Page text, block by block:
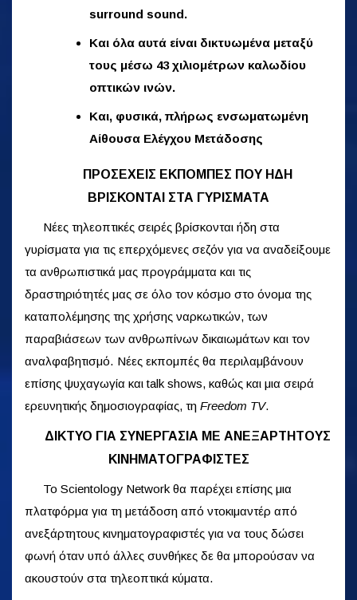
surround sound.
Και όλα αυτά είναι δικτυωμένα μεταξύ
τους μέσω 43 χιλιομέτρων καλωδίου
οπτικών ινών.
Και, φυσικά, πλήρως ενσωματωμένη
Αίθουσα Ελέγχου Μετάδοσης
ΠΡΟΣΕΧΕΙΣ ΕΚΠΟΜΠΕΣ ΠΟΥ ΗΔΗ
ΒΡΙΣΚΟΝΤΑΙ ΣΤΑ ΓΥΡΙΣΜΑΤΑ
Νέες τηλεοπτικές σειρές βρίσκονται ήδη στα
γυρίσματα για τις επερχόμενες σεζόν για να αναδείξουμε
τα ανθρωπιστικά μας προγράμματα και τις
δραστηριότητές μας σε όλο τον κόσμο στο όνομα της
καταπολέμησης της χρήσης ναρκωτικών, των
παραβιάσεων των ανθρωπίνων δικαιωμάτων και τον
αναλφαβητισμό. Νέες εκπομπές θα περιλαμβάνουν
επίσης ψυχαγωγία και talk shows, καθώς και μια σειρά
ερευνητικής δημοσιογραφίας, τη Freedom TV.
ΔΙΚΤΥΟ ΓΙΑ ΣΥΝΕΡΓΑΣΙΑ ΜΕ ΑΝΕΞΑΡΤΗΤΟΥΣ
ΚΙΝΗΜΑΤΟΓΡΑΦΙΣΤΕΣ
Το Scientology Network θα παρέχει επίσης μια
πλατφόρμα για τη μετάδοση από ντοκιμαντέρ από
ανεξάρτητους κινηματογραφιστές για να τους δώσει
φωνή όταν υπό άλλες συνθήκες δε θα μπορούσαν να
ακουστούν στα τηλεοπτικά κύματα.